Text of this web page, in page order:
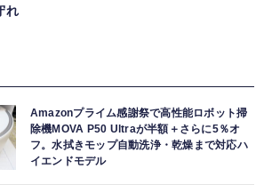
れ
Amazonプライム感謝祭で高性能ロボット掃
除機MOVA P50 Ultraが半額＋さらに5％オ
フ。水拭きモップ自動洗浄・乾燥まで対応ハ
イエンドモデル